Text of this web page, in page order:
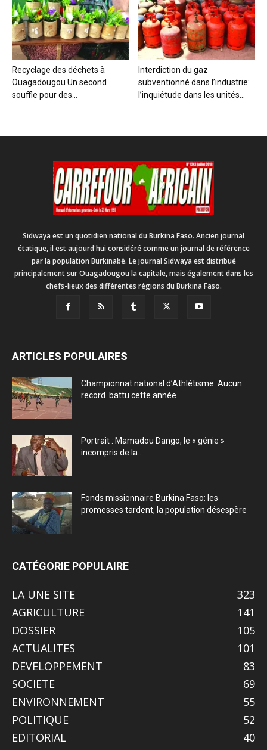
Recyclage des déchets à
Ouagadougou Un second
souffle pour des...
Interdiction du gaz
subventionné dans l’industrie:
l’inquiétude dans les unités...
Sidwaya est un quotidien national du Burkina Faso. Ancien journal
étatique, il est aujourd'hui considéré comme un journal de référence
par la population Burkinabè. Le journal Sidwaya est distribué
principalement sur Ouagadougou la capitale, mais également dans les
chefs-lieux des différentes régions du Burkina Faso.
ARTICLES POPULAIRES
Championnat national d’Athlétisme: Aucun
record battu cette année
Portrait : Mamadou Dango, le « génie »
incompris de la...
Fonds missionnaire Burkina Faso: les
promesses tardent, la population désespère
CATÉGORIE POPULAIRE
LA UNE SITE
323
AGRICULTURE
141
DOSSIER
105
ACTUALITES
101
DEVELOPPEMENT
83
SOCIETE
69
ENVIRONNEMENT
55
POLITIQUE
52
EDITORIAL
40